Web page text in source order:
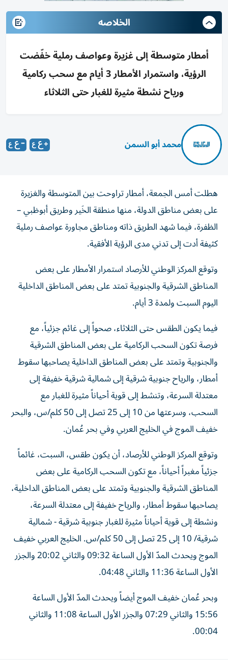
الخلاصه
أمطار متوسطة إلى غزيرة وعواصف رملية خفّضت
الرؤية، واستمرار الأمطار 3 أيام مع سحب ركامية
ورياح نشطة مثيرة للغبار حتى الثلاثاء
محمد أبو السمن
هطلت أمس الجمعة، أمطار تراوحت بين المتوسطة والغزيرة
على بعض مناطق الدولة، منها منطقة الخَير وطريق أبوظبي –
الظفرة، فيما شهد الطريق ذاته ومناطق مجاورة عواصف رملية
كثيفة أدت إلى تدني مدى الرؤية الأفقية.
وتوقع المركز الوطني للأرصاد استمرار الأمطار على بعض
المناطق الشرقية والجنوبية تمتد على بعض المناطق الداخلية
اليوم السبت ولمدة 3 أيام.
فيما يكون الطقس حتى الثلاثاء، صحواً إلى غائم جزئياً، مع
فرصة تكون السحب الركامية على بعض المناطق الشرقية
والجنوبية وتمتد على بعض المناطق الداخلية يصاحبها سقوط
أمطار، والرياح جنوبية شرقية إلى شمالية شرقية خفيفة إلى
معتدلة السرعة، وتنشط إلى قوية أحياناً مثيرة للغبار مع
السحب، وسرعتها من 10 إلى 25 تصل إلى 50 كلم/س، والبحر
خفيف الموج في الخليج العربي وفي بحر عُمان.
وتوقع المركز الوطني للأرصاد، أن يكون طقس، السبت، غائماً
جزئياً مغبراً أحياناً، مع تكون السحب الركامية على بعض
المناطق الشرقية والجنوبية وتمتد على بعض المناطق الداخلية،
يصاحبها سقوط أمطار، والرياح خفيفة إلى معتدلة السرعة،
ونشطة إلى قوية أحياناً مثيرة للغبار جنوبية شرقية - شمالية
شرقية/ 10 إلى 25 تصل إلى 50 كلم/س. الخليج العربي خفيف
الموج ويحدث المدّ الأول الساعة 09:32 والثاني 20:02 والجزر
الأول الساعة 11:36 والثاني 04:48.
وبحر عُمان خفيف الموج أيضاً ويحدث المدّ الأول الساعة
15:56 والثاني 07:29 والجزر الأول الساعة 11:08 والثاني
00:04.